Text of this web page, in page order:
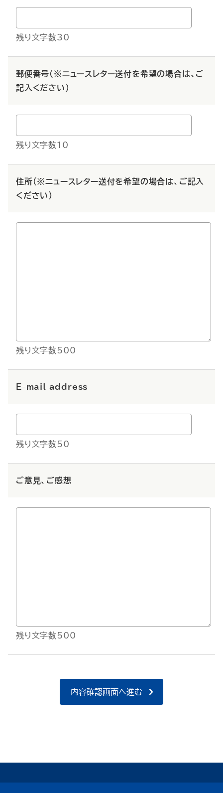
残り文字数30
郵便番号（※ニュースレター送付を希望の場合は、ご
記入ください）
残り文字数10
住所（※ニュースレター送付を希望の場合は、ご記入
ください）
残り文字数500
E-mail address
残り文字数50
ご意見、ご感想
残り文字数500